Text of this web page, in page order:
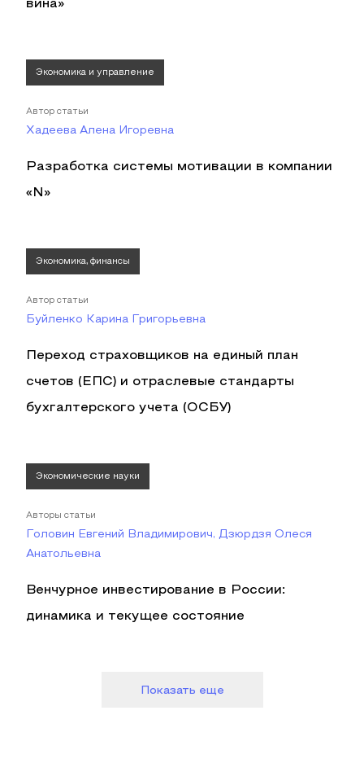
вина»
Экономика и управление
Автор статьи
Хадеева Алена Игоревна
Разработка системы мотивации в компании
«N»
Экономика, финансы
Автор статьи
Буйленко Карина Григорьевна
Переход страховщиков на единый план
счетов (ЕПС) и отраслевые стандарты
бухгалтерского учета (ОСБУ)
Экономические науки
Авторы статьи
Головин Евгений Владимирович, Дзюрдзя Олеся
Анатольевна
Венчурное инвестирование в России:
динамика и текущее состояние
Показать еще